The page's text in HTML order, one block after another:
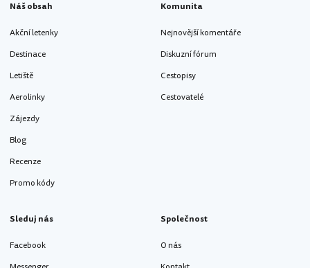
Náš obsah
Akční letenky
Destinace
Letiště
Aerolinky
Zájezdy
Blog
Recenze
Promo kódy
Komunita
Nejnovější komentáře
Diskuzní fórum
Cestopisy
Cestovatelé
Sleduj nás
Facebook
Společnost
O nás